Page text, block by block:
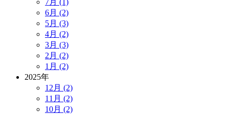
7月 (1)
6月 (2)
5月 (3)
4月 (2)
3月 (3)
2月 (2)
1月 (2)
2025年
12月 (2)
11月 (2)
10月 (2)